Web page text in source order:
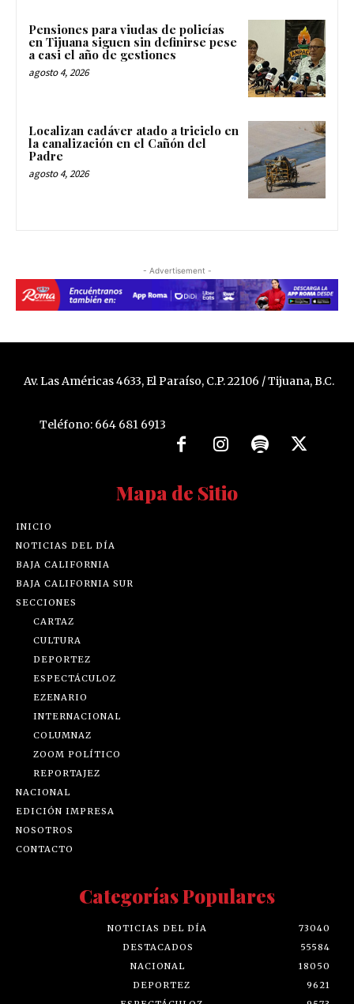
Pensiones para viudas de policías
en Tijuana siguen sin definirse pese
a casi el año de gestiones
agosto 4, 2026
Localizan cadáver atado a triciclo en
la canalización en el Cañón del
Padre
agosto 4, 2026
- Advertisement -
Av. Las Américas 4633, El Paraíso, C.P. 22106 / Tijuana, B.C.
Teléfono: 664 681 6913
Mapa de Sitio
INICIO
NOTICIAS DEL DÍA
BAJA CALIFORNIA
BAJA CALIFORNIA SUR
SECCIONES
CARTAZ
CULTURA
DEPORTEZ
ESPECTÁCULOZ
EZENARIO
INTERNACIONAL
COLUMNAZ
ZOOM POLÍTICO
REPORTAJEZ
NACIONAL
EDICIÓN IMPRESA
NOSOTROS
CONTACTO
Categorías Populares
NOTICIAS DEL DÍA
73040
DESTACADOS
55584
NACIONAL
18050
DEPORTEZ
9621